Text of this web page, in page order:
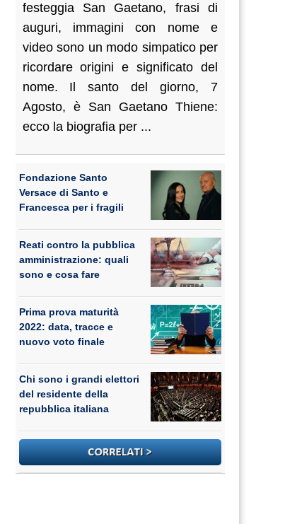
festeggia San Gaetano, frasi di
auguri, immagini con nome e
video sono un modo simpatico per
ricordare origini e significato del
nome. Il santo del giorno, 7
Agosto, è San Gaetano Thiene:
ecco la biografia per ...
Fondazione Santo
Versace di Santo e
Francesca per i fragili
Reati contro la pubblica
amministrazione: quali
sono e cosa fare
Prima prova maturità
2022: data, tracce e
nuovo voto finale
Chi sono i grandi elettori
del residente della
repubblica italiana